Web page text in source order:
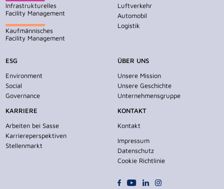
Infrastrukturelles
Facility Management
Kaufmännisches
Facility Management
Luftverkehr
Automobil
Logistik
ESG
Environment
Social
Governance
KARRIERE
Arbeiten bei Sasse
Karriereperspektiven
Stellenmarkt
ÜBER UNS
Unsere Mission
Unsere Geschichte
Unternehmensgruppe
KONTAKT
Kontakt
Impressum
Datenschutz
Cookie Richtlinie